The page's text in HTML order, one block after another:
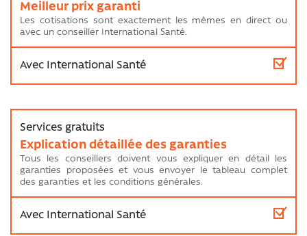
Meilleur prix garanti
Les cotisations sont exactement les mêmes en direct ou
avec un conseiller International Santé.
Explication détaillée des garanties
Tous les conseillers doivent vous expliquer en détail les
garanties proposées et vous envoyer le tableau complet
des garanties et les conditions générales.